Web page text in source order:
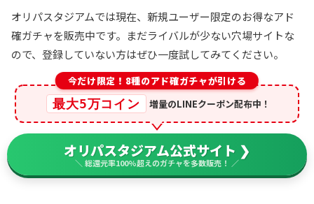
オリパスタジアムでは現在、新規ユーザー限定のお得なアド
確ガチャを販売中です。まだライバルが少ない穴場サイトな
ので、登録していない方はぜひ一度試してみてください。
今だけ限定！8種のアド確ガチャが引ける
最大5万コイン 増量のLINEクーポン配布中！
オリパスタジアム公式サイト ❯
＼ 総還元率100%超えのガチャを多数販売！ ／